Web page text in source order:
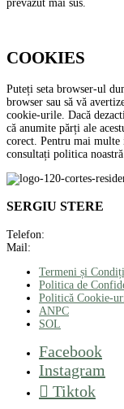
prevazut mai sus.
COOKIES
Puteți seta browser-ul
browser sau să vă
cookie-urile. Dacă
că anumite părți ale
corect. Pentru mai
consultați politica
SERGIU STERE
Telefon:
Mail:
Termeni și
Politica de
Politică Cookie-
ANPC
SOL
Facebook
Instagram
Tiktok